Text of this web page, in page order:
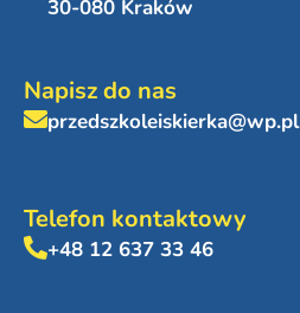
30-080 Kraków
Napisz do nas
przedszkoleiskierka@wp.pl
Telefon kontaktowy
+48 12 637 33 46